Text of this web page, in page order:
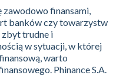
zawodowo finansami,
banków czy towarzystw
zbyt trudne i
w sytuacji, w której
warto
Phinance S.A.